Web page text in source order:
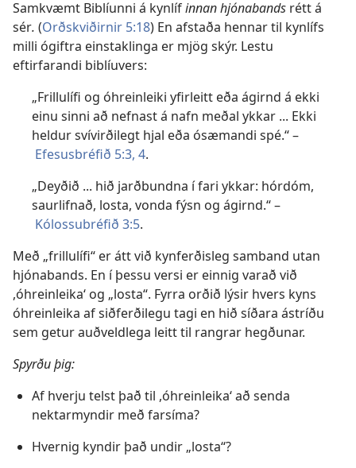
Samkvæmt Biblíunni á kynlífinnan hjónabands rétt á
sér. (Orðskviðirnir 5:18) En afstaða hennar til kynlífs
milli ógiftra einstaklinga er mjög skýr. Lestu
eftirfarandi biblíuvers:
„Frillulífi og óhreinleiki yfirleitt eða ágirnd á ekki
einu sinni að nefnast á nafn meðal ykkar ... Ekki
heldur svívirðilegt hjal eða ósæmandi spé.“ –
Efesusbréfið 5:3, 4.
„Deyðið ... hið jarðbundna í fari ykkar: hórdóm,
saurlifnað, losta, vonda fýsn og ágirnd.“ –
Kólossubréfið 3:5.
Með „frillulífi“ er átt við kynferðisleg samband utan
hjónabands. En í þessu versi er einnig varað við
,óhreinleika‘ og „losta“. Fyrra orðið lýsir hvers kyns
óhreinleika af siðferðilegu tagi en hið síðara ástríðu
sem getur auðveldlega leitt til rangrar hegðunar.
Spyrðu þig:
Af hverju telst það til ,óhreinleika‘ að senda
nektarmyndir með farsíma?
Hvernig kyndir það undir „losta“?